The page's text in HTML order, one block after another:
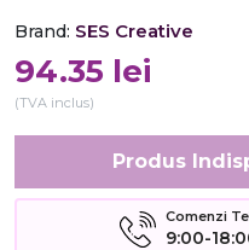
Brand: SES Creative
94.35 lei
(TVA inclus)
Produs
Comenzi
9:00-